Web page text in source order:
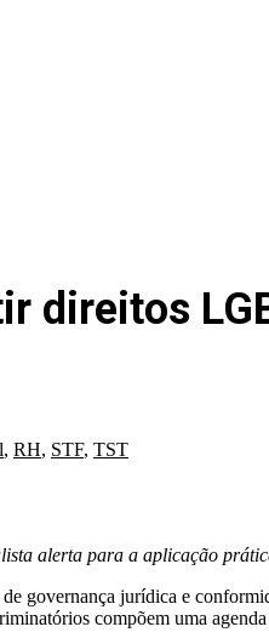
direitos
, RH, STF, TST
alerta para a aplicação
governança jurídica e
compõem uma